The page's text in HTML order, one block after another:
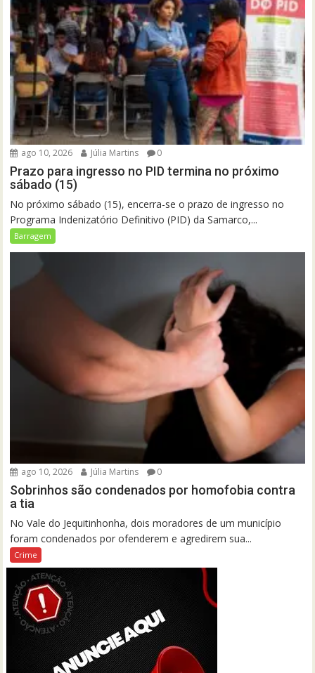
ago 10, 2026 Júlia Martins 0
Prazo para ingresso no PID termina no próximo
sábado (15)
No próximo sábado (15), encerra-se o prazo de ingresso no
Programa Indenizatório Definitivo (PID) da Samarco,...
Barragem
ago 10, 2026 Júlia Martins 0
Sobrinhos são condenados por homofobia contra
a tia
No Vale do Jequitinhonha, dois moradores de um município
foram condenados por ofenderem e agredirem sua...
Crime